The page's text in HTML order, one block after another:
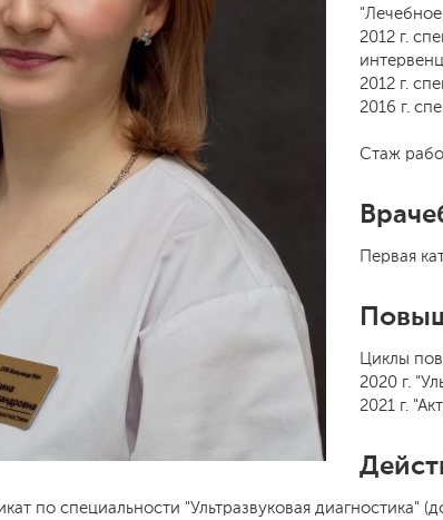
"Лечебное
2012 г.
2012 г.
2016 г.
Стаж
Первая
Циклы
2020 г.
2021 г.
по специальности "Ультразвуковая диагностика"